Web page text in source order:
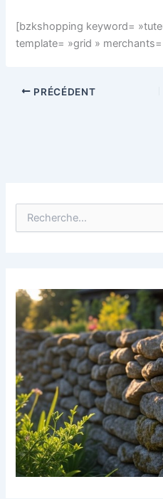
[bzkshopping keyword=
template= »grid »
PRÉCÉDENT
c
r
: